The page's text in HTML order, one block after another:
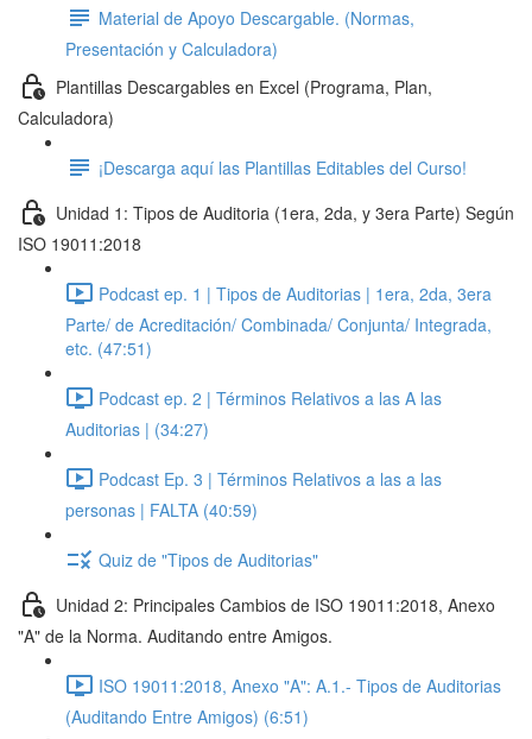
Material de Apoyo Descargable. (Normas,
Presentación y Calculadora)
Plantillas Descargables en Excel (Programa, Plan,
Calculadora)
¡Descarga aquí las Plantillas Editables del Curso!
Unidad 1: Tipos de Auditoria (1era, 2da, y 3era Parte) Según
ISO 19011:2018
Podcast ep. 1 | Tipos de Auditorias | 1era, 2da, 3era
Parte/ de Acreditación/ Combinada/ Conjunta/ Integrada,
etc. (47:51)
Podcast ep. 2 | Términos Relativos a las A las
Auditorias | (34:27)
Podcast Ep. 3 | Términos Relativos a las a las
personas | FALTA (40:59)
Quiz de "Tipos de Auditorias"
Unidad 2: Principales Cambios de ISO 19011:2018, Anexo
"A" de la Norma. Auditando entre Amigos.
ISO 19011:2018, Anexo "A": A.1.- Tipos de Auditorias
(Auditando Entre Amigos) (6:51)